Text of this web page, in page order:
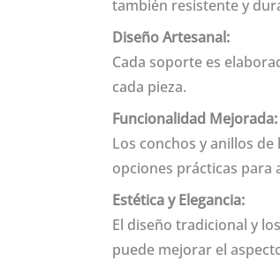
también resistente y
Diseño Artesanal:
Cada soporte es
cada pieza.
Funcionalidad Mejorada:
Los conchos y anillos
opciones prácticas para
Estética y Elegancia:
El diseño tradicional y
puede mejorar el